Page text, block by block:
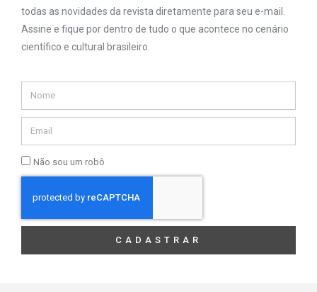
todas as novidades da revista diretamente para seu e-mail.
Assine e fique por dentro de tudo o que acontece no cenário
científico e cultural brasileiro.
Não sou um robô
CADASTRAR